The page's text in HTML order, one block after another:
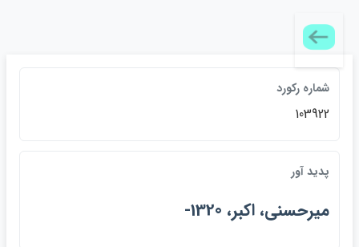
شماره ركورد
103922
پديد آور
ميرحسني، اكبر، 1320-